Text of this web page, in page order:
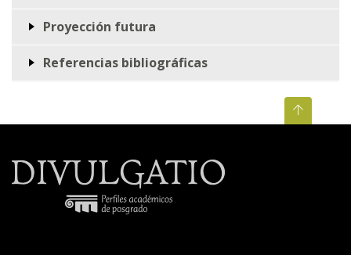
Proyección futura
Referencias bibliográficas